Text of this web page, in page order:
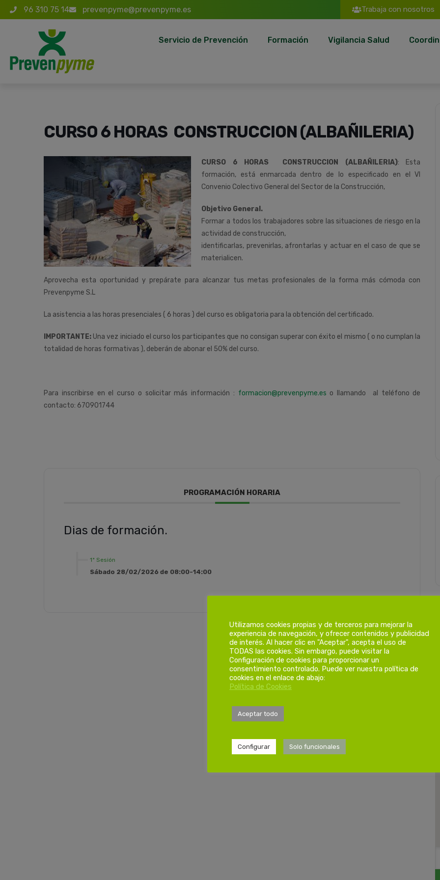
96 310 75 14 prevenpyme@prevenpyme.es Trabaja con nosotros
Servicio de Prevención Formación Vigilancia Salud
CURSO 6 HORAS CONSTRUCCION (ALBAÑILERIA)
CURSO 6 HORAS CONSTRUCCION (ALBAÑILERIA): Esta
formación, está enmarcada dentro de lo especificado en elVI
Convenio Colectivo General del Sector de la Construcción,
Objetivo General.
Formar a todos los trabajadores sobre las situaciones de riesgo en la
actividad de construcción,
identificarlas, prevenirlas, afrontarlas y actuar en el caso de que se
materialicen.
Aprovecha esta oportunidad y prepárate para alcanzar tus metas profesionales de la forma más cómoda con
Prevenpyme S.L
La asistencia a las horas presenciales ( 6 horas ) del curso es obligatoria para la obtención del certificado.
IMPORTANTE: Una vez iniciado el curso los participantes que no consigan superar con éxito el mismo ( o no cumplan la
totalidad de horas formativas ), deberán de abonar el 50% del curso.
Para inscribirse en el curso o solicitar más información : formacion@prevenpyme.es o llamando al teléfono de
contacto: 670901744
PROGRAMACIÓN HORARIA
Dias de formación.
1ª Sesión
Sábado 28/02/2026 de 08:00-14:00
Utilizamos cookies propias y de terceros para mejorar la
experiencia de navegación, y ofrecer contenidos y publicidad
de interés. Al hacer clic en "Aceptar", acepta el uso de
TODAS las cookies. Sin embargo, puede visitar la
Configuración de cookies para proporcionar un
consentimiento controlado. Puede ver nuestra política de
cookies en el enlace de abajo:
Política de Cookies
Aceptar todo
Configurar Solo funcionales